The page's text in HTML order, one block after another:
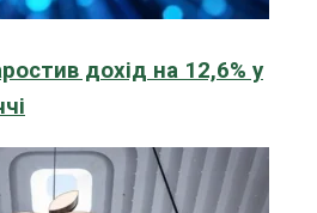
дохід на 12,6% у